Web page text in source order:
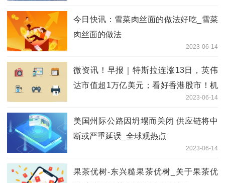
今日快讯：雪菜肉丝面的做法好吃_雪菜
肉丝面的做法
2023-06-14
微资讯！早报｜特斯拉连涨13日，英伟
达市值超1万亿美元；看好香港股市！机
构称当下需关注科技及互联网板块2023-06-14
美国州际公路因坍塌而关闭 供应链将中
断或严重延误_全球观热点
2023-06-14
果茶优树-东兴糙果茶优树_关于果茶优